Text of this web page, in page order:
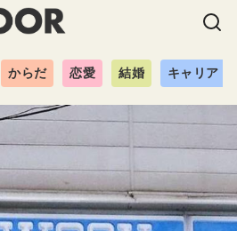
からだ 恋愛 結婚 キャリア